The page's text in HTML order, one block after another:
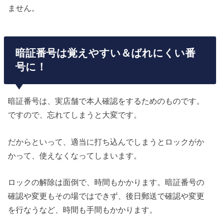
ません。
暗証番号は覚えやすい＆ばれにくい番
号に！
暗証番号は、実店舗で本人確認をするためのものです。
ですので、忘れてしまうと大変です。
だからといって、適当に打ち込んでしまうとロックがか
かって、使えなくなってしまいます。
ロックの解除は面倒で、時間もかかります。暗証番号の
確認や変更もその場ではできず、後日郵送で確認や変更
を行なうなど、時間も手間もかかります。